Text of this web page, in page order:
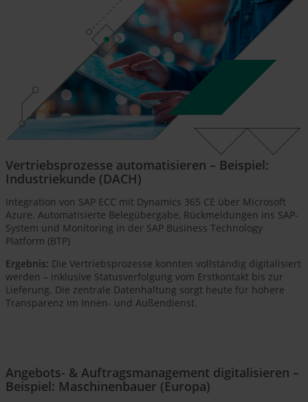
Vertriebsprozesse automatisieren – Beispiel:
Industriekunde (DACH)
Integration von SAP ECC mit Dynamics 365 CE über Microsoft
Azure. Automatisierte Belegübergabe, Rückmeldungen ins SAP-
System und Monitoring in der SAP Business Technology
Platform (BTP)
Ergebnis: Die Vertriebsprozesse konnten vollständig digitalisiert
werden – inklusive Statusverfolgung vom Erstkontakt bis zur
Lieferung. Die zentrale Datenhaltung sorgt heute für höhere
Transparenz im Innen- und Außendienst.
Angebots- & Auftragsmanagement digitalisieren –
Beispiel: Maschinenbauer (Europa)